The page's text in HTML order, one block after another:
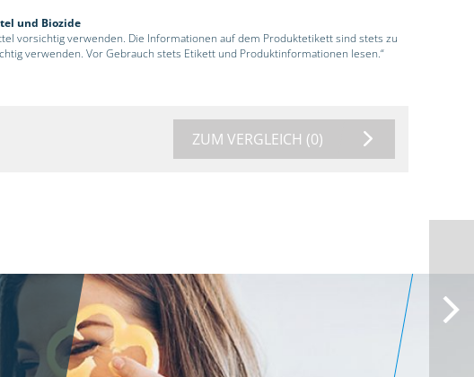
und Biozide
vorsichtig verwenden. Die Informationen auf dem Produktetikett sind stets zu
verwenden. Vor Gebrauch stets Etikett und Produktinformationen lesen.“
ZUM VERGLEICH (0)